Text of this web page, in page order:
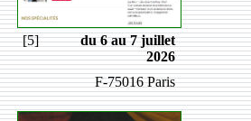
[5]
du 6 au 7 juillet
2026
F-75016 Paris